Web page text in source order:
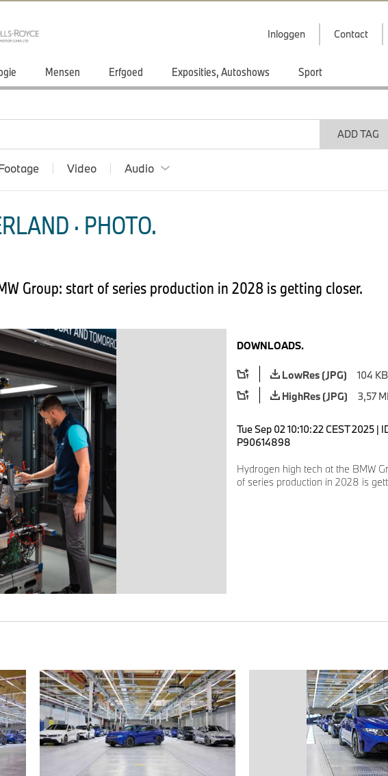
Inloggen Contact
Mensen Erfgoed Exposities, Autoshows Sport
ADD TAG
Video Audio
· PHOTO.
Group: start of series production in 2028 is getting closer.
DOWNLOADS.
LowRes (JPG)
104 KB
HighRes (JPG)
3,57
Tue Sep 02 10:10:22 CEST 2025 |
P90614898
Hydrogen high tech at the BMW
of series production in 2028 is